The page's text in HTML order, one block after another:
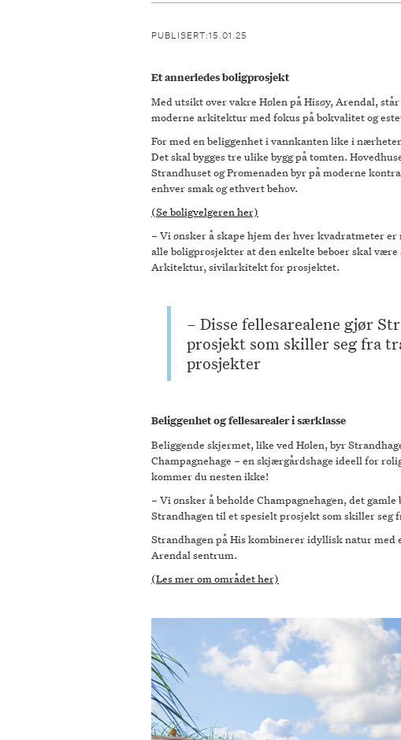
PUBLISERT:15.01.25
Et annerledes boligprosjekt
Med utsikt over vakre Hølen på Hisøy, Arendal,
moderne arkitektur med fokus på bokvalitet og
For med en beliggenhet i vannkanten like i
Det skal bygges tre ulike bygg på tomten.
Strandhuset og Promenaden byr på moderne
enhver smak og ethvert behov.
(Se boligvelgeren her)
– Vi ønsker å skape hjem der hver kvadratmeter
alle boligprosjekter at den enkelte beboer skal
Arkitektur, sivilarkitekt for prosjektet.
– Disse fellesarealene gjør
prosjekt som skiller seg fra
prosjekter
Beliggenhet og fellesarealer i særklasse
Beliggende skjermet, like ved Hølen, byr
Champagnehage – en skjærgårdshage ideell for
kommer du nesten ikke!
– Vi ønsker å beholde Champagnehagen, det
Strandhagen til et spesielt prosjekt som skiller seg
Strandhagen på His kombinerer idyllisk natur
Arendal sentrum.
(Les mer om området her)